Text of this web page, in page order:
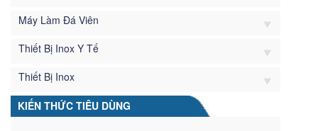
Máy Làm Đá Viên
Thiết Bị Inox Y Tế
Thiết Bị Inox
KIẾN THỨC TIÊU DÙNG